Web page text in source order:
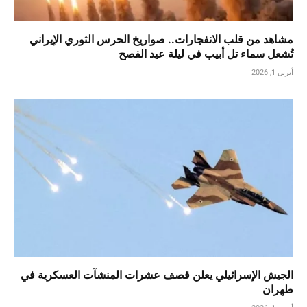
مشاهد من قلب الانفجارات.. صواريخ الحرس الثوري الإيراني
تُشعل سماء تل أبيب في ليلة عيد الفصح
أبريل 1, 2026
الجيش الإسرائيلي يعلن قصف عشرات المنشآت العسكرية في
طهران